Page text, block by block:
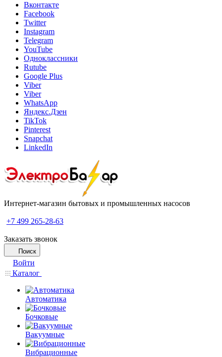
Вконтакте
Facebook
Twitter
Instagram
Telegram
YouTube
Одноклассники
Rutube
Google Plus
Viber
Viber
WhatsApp
Яндекс.Дзен
TikTok
Pinterest
Snapchat
LinkedIn
Интернет-магазин бытовых и промышленных насосов
+7 499 265-28-63
Заказать звонок
Поиск
Войти
Каталог
Автоматика
Бочковые
Вакуумные
Вибрационные